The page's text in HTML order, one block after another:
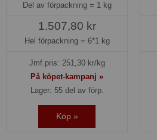
Del av förpackning = 1 kg
1.507,80 kr
Hel förpackning = 6*1 kg
Jmf.pris: 251,30kr/kg
På köpet-kampanj »
Lager: 55 del av förp.
Köp »